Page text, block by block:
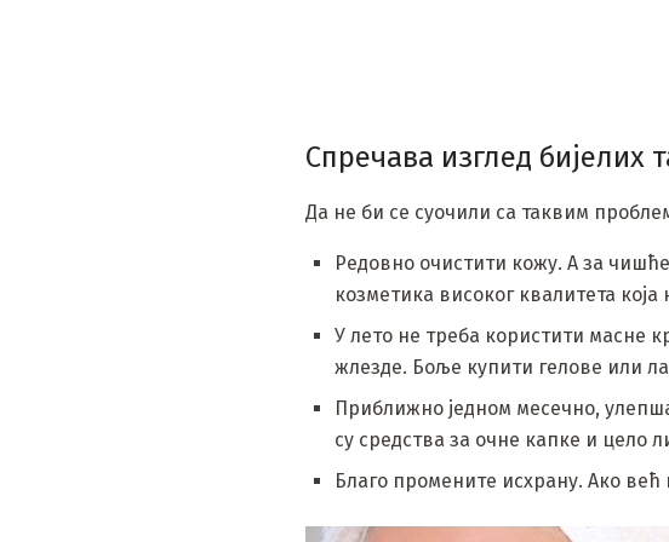
Спречава изглед бијелих
Да не би се суочили са таквим
Редовно очистити кожу. А за
козметика високог квалитета која
У лето не треба користити масне
жлезде. Боље купити гелове или
Приближно једном месечно,
су средства за очне капке и цело
Благо промените исхрану. Ако